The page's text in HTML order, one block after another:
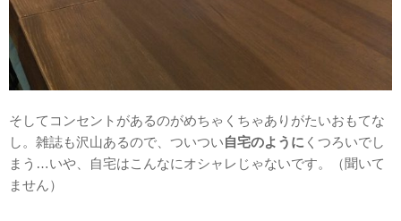
そしてコンセントがあるのがめちゃくちゃありがたいおもてな
し。雑誌も沢山あるので、ついつい自宅のように くつろいでし
まう…いや、自宅はこんなにオシャレじゃないです。（聞いて
ません）